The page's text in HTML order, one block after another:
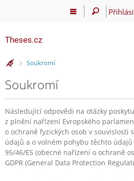
Theses.cz
>
Soukromí
Soukromí
Následující odpovědi na otázky
z plnění nařízení Evropského
o ochraně fyzických osob v souvislosti
údajů a o volném pohybu těchto
95/46/ES (obecné nařízení o ochraně
GDPR (General Data Protection